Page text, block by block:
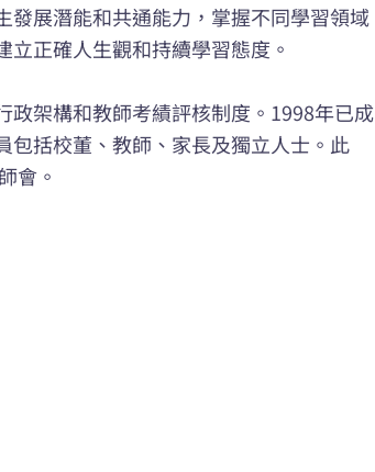
發展潛能和共通能力，掌握不同學習領域
正確人生觀和持續學習態度。
政架構和教師考績評核制度。1998年已成
包括校董、教師、家長及獨立人士。此
會。